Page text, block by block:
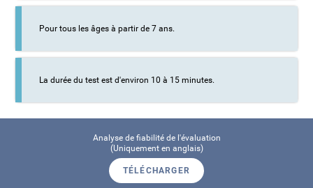
Pour tous les âges à partir de 7 ans.
La durée du test est d'environ 10 à 15 minutes.
Analyse de fiabilité de l'évaluation
(Uniquement en anglais)
TÉLÉCHARGER